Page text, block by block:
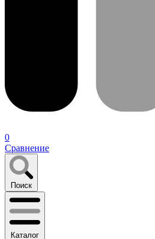
0
Сравнение
Поиск
Каталог